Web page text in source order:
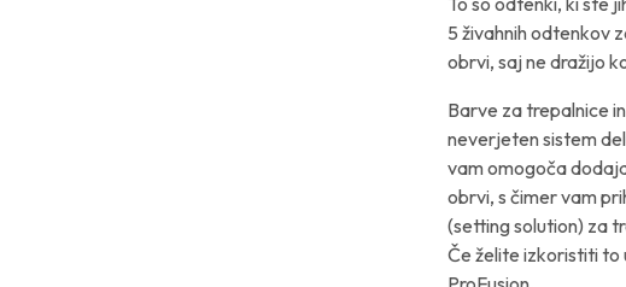
5 živahnih odtenkov
obrvi, saj ne dražijo
Barve za trepalnice
neverjeten sistem
vam omogoča
obrvi, s čimer vam
(setting solution) za
Če želite izkoristiti to